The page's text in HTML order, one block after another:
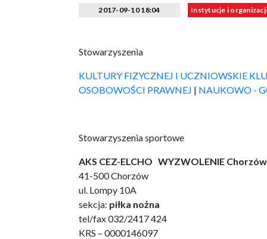
2017-09-10 18:04 Instytucje i
Stowarzyszenia
KULTURY FIZYCZNEJ I UCZNIOWSKIE
OSOBOWOŚCI PRAWNEJ | NAUKOWO -
Stowarzyszenia sportowe
AKS CEZ-ELCHO WYZWOLENIE Chorzów
41-500 Chorzów
ul. Lompy 10A
sekcja: piłka nożna
tel/fax 032/2417 424
KRS – 0000146097